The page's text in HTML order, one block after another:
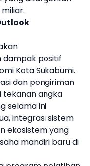
dampak positif
Kota Sukabumi.
dan pengiriman
tekanan angka
selama ini
integrasi sistem
ekosistem yang
mandiri baru di